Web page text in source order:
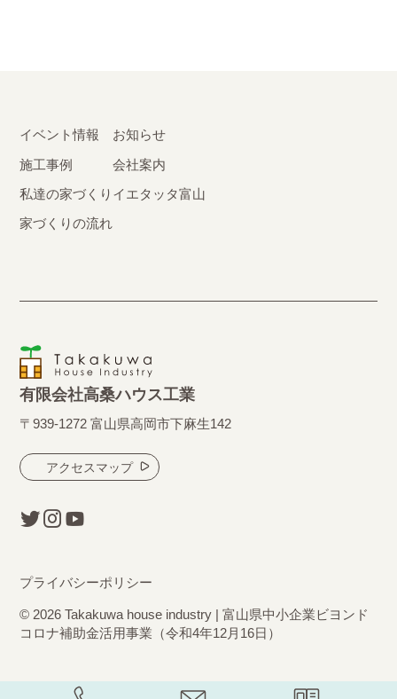
有限会社高桑ハウス工業
〒939-1272 富山県高岡市下麻生142
アクセスマップ
イベント情報
施工事例
私達の家づくり
家づくりの流れ
お知らせ
会社案内
イエタッタ富山
プライバシーポリシー
© 2026 Takakuwa house industry | 富山県中小企業ビヨンド
コロナ補助金活用事業（令和4年12月16日）